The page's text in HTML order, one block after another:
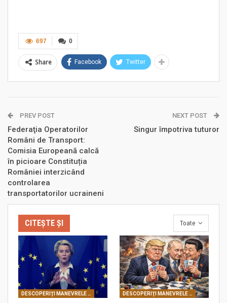
0
697
Share Facebook Twitter
PREV POST
Federaţia Operatorilor
Români de Transport:
Comisia Europeană calcă
în picioare Constituția
României interzicând
controlarea
transportatorilor ucraineni
NEXT POST
Singur împotriva tuturor
Toate
CITEȘTE ȘI
DESCOPERIŢI MANEVRELE FRANCMASONERIEI DESCOPERIŢI MANEVRELE FRANCMASONERIEI